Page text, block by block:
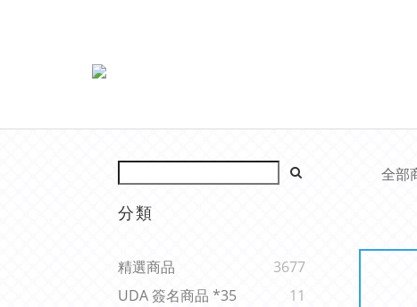
分類
精選商品
3677
UDA 簽名商品 *35
11
全部